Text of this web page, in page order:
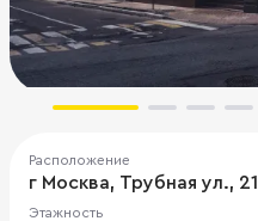
Расположение
г Москва, Трубная ул., 21
Этажность